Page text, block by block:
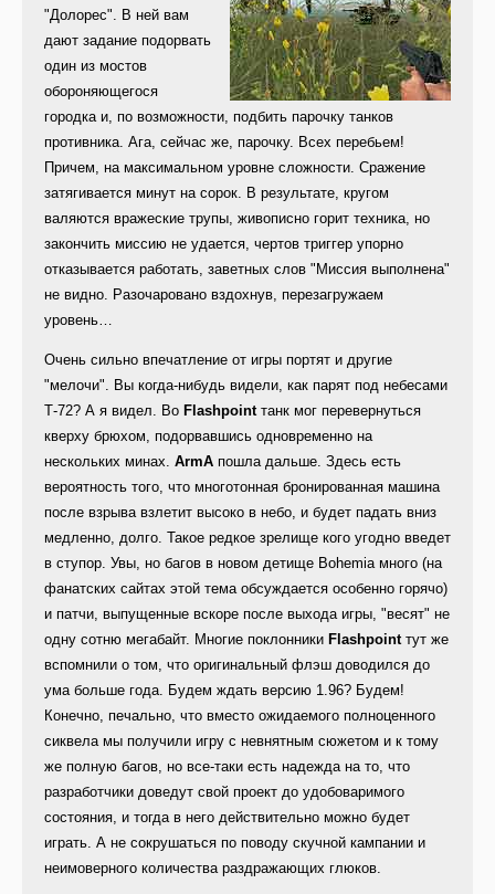
"Долорес". В ней вам
дают задание подорвать
один из мостов
обороняющегося
городка и, по возможности, подбить парочку танков
противника. Ага, сейчас же, парочку. Всех перебьем!
Причем, на максимальном уровне сложности. Сражение
затягивается минут на сорок. В результате, кругом
валяются вражеские трупы, живописно горит техника, но
закончить миссию не удается, чертов триггер упорно
отказывается работать, заветных слов "Миссия выполнена"
не видно. Разочаровано вздохнув, перезагружаем
уровень…
Очень сильно впечатление от игры портят и другие
"мелочи". Вы когда-нибудь видели, как парят под небесами
Т-72? А я видел. Во Flashpointтанк мог перевернуться
кверху брюхом, подорвавшись одновременно на
нескольких минах. ArmA пошла дальше. Здесь есть
вероятность того, что многотонная бронированная машина
после взрыва взлетит высоко в небо, и будет падать вниз
медленно, долго. Такое редкое зрелище кого угодно введет
в ступор. Увы, но багов в новом детище Bohemia много (на
фанатских сайтах этой тема обсуждается особенно горячо)
и патчи, выпущенные вскоре после выхода игры, "весят" не
одну сотню мегабайт. Многие поклонники Flashpointтут же
вспомнили о том, что оригинальный флэш доводился до
ума больше года. Будем ждать версию 1.96? Будем!
Конечно, печально, что вместо ожидаемого полноценного
сиквела мы получили игру с невнятным сюжетом и к тому
же полную багов, но все-таки есть надежда на то, что
разработчики доведут свой проект до удобоваримого
состояния, и тогда в него действительно можно будет
играть. А не сокрушаться по поводу скучной кампании и
неимоверного количества раздражающих глюков.